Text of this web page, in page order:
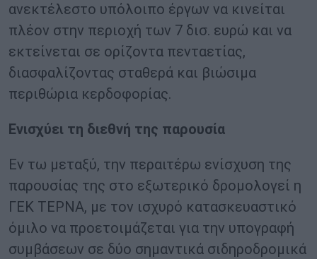
ανεκτέλεστο υπόλοιπο έργων να κινείται
πλέον στην περιοχή των 7 δισ. ευρώ και να
εκτείνεται σε ορίζοντα πενταετίας,
διασφαλίζοντας σταθερά και βιώσιμα
περιθώρια κερδοφορίας.
Ενισχύει τη διεθνή της παρουσία
Εν τω μεταξύ, την περαιτέρω ενίσχυση της
παρουσίας της στο εξωτερικό δρομολογεί η
ΓΕΚ ΤΕΡΝΑ, με τον ισχυρό κατασκευαστικό
όμιλο να προετοιμάζεται για την υπογραφή
συμβάσεων σε δύο σημαντικά σιδηροδρομικά